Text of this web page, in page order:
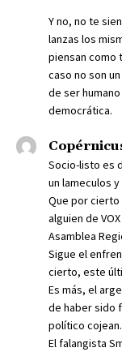
Y no, no te
lanzas los
piensan como
caso no son
de ser
democrática.
Socio-listo es
un lameculos
Que por cierto
alguien de
Asamblea
Sigue el
cierto, este
Es más, el
de haber sido
político
El falangista